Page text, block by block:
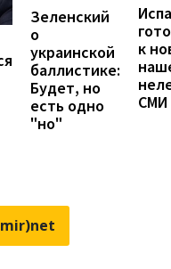
Зеленский
о
украинской
баллистике:
Будет, но
есть одно
"но"
к
СМИ